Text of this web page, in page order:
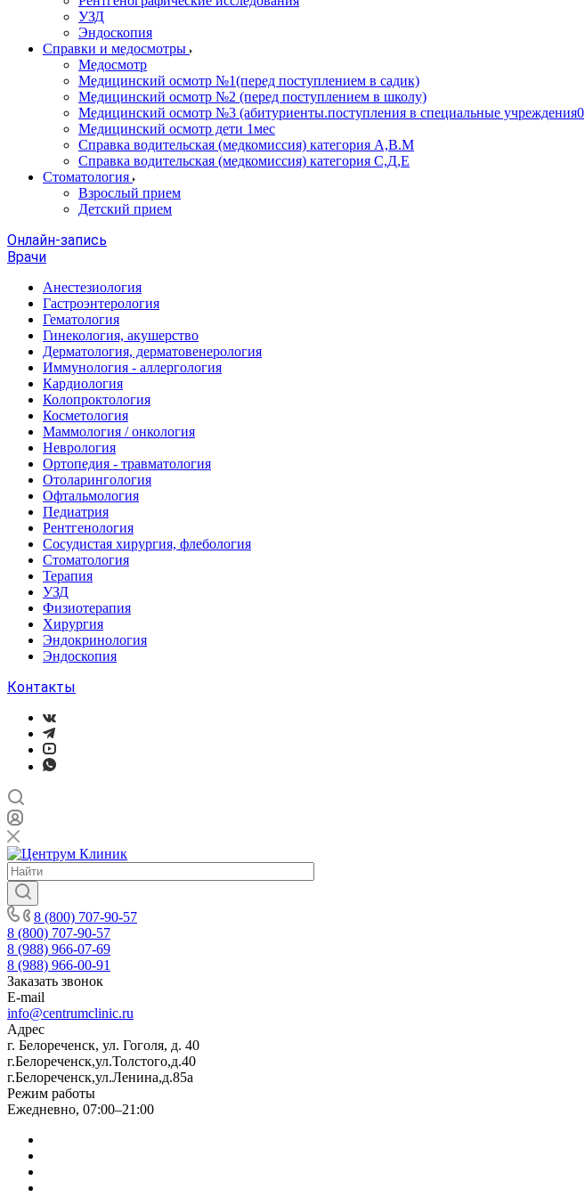
УЗД
Эндоскопия
Справки и медосмотры
Медосмотр
Медицинский осмотр №1(перед поступлением в садик)
Медицинский осмотр №2 (перед поступлением в школу)
Медицинский осмотр №3 (абитуриенты.поступления в специальные учреждения0
Медицинский осмотр дети 1мес
Справка водительская (медкомиссия) категория А,В.М
Справка водительская (медкомиссия) категория С,Д,Е
Стоматология
Взрослый прием
Детский прием
Онлайн-запись
Врачи
Анестезиология
Гастроэнтерология
Гематология
Гинекология, акушерство
Дерматология, дерматовенерология
Иммунология - аллергология
Кардиология
Колопроктология
Косметология
Маммология / онкология
Неврология
Ортопедия - травматология
Отоларингология
Офтальмология
Педиатрия
Рентгенология
Сосудистая хирургия, флебология
Стоматология
Терапия
УЗД
Физиотерапия
Хирургия
Эндокринология
Эндоскопия
Контакты
8 (800) 707-90-57
8 (800) 707-90-57
8 (988) 966-07-69
8 (988) 966-00-91
Заказать звонок
E-mail
info@centrumclinic.ru
Адрес
г. Белореченск, ул. Гоголя, д. 40
г.Белореченск,ул.Толстого,д.40
г.Белореченск,ул.Ленина,д.85а
Режим работы
Ежедневно, 07:00–21:00